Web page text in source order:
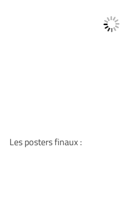
Les posters finaux :